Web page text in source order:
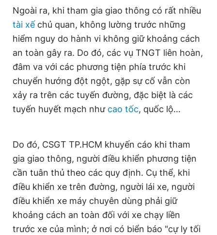
Ngoài ra, khi tham gia giao thông có rất nhiều
tài xế chủ quan, không lường trước những
hiểm nguy do hành vi không giữ khoảng cách
an toàn gây ra. Do đó, các vụ TNGT liên hoàn,
đâm va với các phương tiện phía trước khi
chuyển hướng đột ngột, gặp sự cố vẫn còn
xảy ra trên các tuyến đường, đặc biệt là các
tuyến huyết mạch như cao tốc, quốc lộ…
Do đó, CSGT TP.HCM khuyến cáo khi tham
gia giao thông, người điều khiển phương tiện
cần tuân thủ theo các quy định. Cụ thể, khi
điều khiển xe trên đường, người lái xe, người
điều khiển xe máy chuyên dùng phải giữ
khoảng cách an toàn đối với xe chạy liền
trước xe của mình; ở nơi có biển báo "cự ly tối